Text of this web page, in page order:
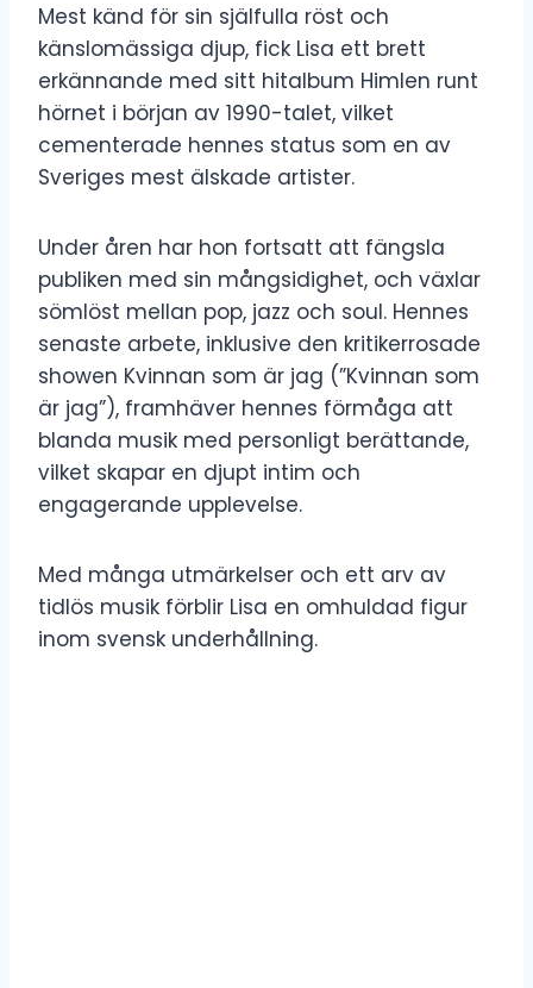
Mest känd för sin själfulla röst och
känslomässiga djup, fick Lisa ett brett
erkännande med sitt hitalbum Himlen runt
hörnet i början av 1990-talet, vilket
cementerade hennes status som en av
Sveriges mest älskade artister.
Under åren har hon fortsatt att fängsla
publiken med sin mångsidighet, och växlar
sömlöst mellan pop, jazz och soul. Hennes
senaste arbete, inklusive den kritikerrosade
showen Kvinnan som är jag (”Kvinnan som
är jag”), framhäver hennes förmåga att
blanda musik med personligt berättande,
vilket skapar en djupt intim och
engagerande upplevelse.
Med många utmärkelser och ett arv av
tidlös musik förblir Lisa en omhuldad figur
inom svensk underhållning.